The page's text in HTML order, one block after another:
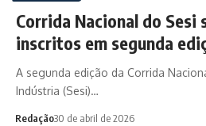
Corrida Nacional do Sesi
inscritos em segunda
A segunda edição da Corrida
Indústria (Sesi)…
Redação30 de abril de 2026